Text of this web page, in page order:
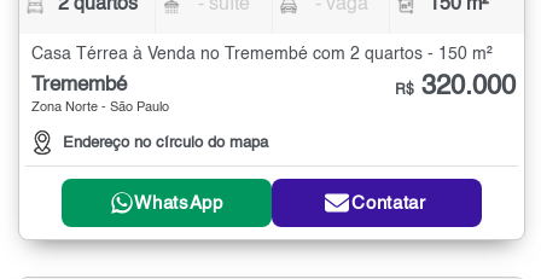
2 quartos - suíte - vaga 150 m²
Casa Térrea à Venda no Tremembé com 2 quartos - 150 m²
Tremembé
Zona Norte - São Paulo
Endereço no círculo do mapa
R$ 320.000
WhatsApp Contatar